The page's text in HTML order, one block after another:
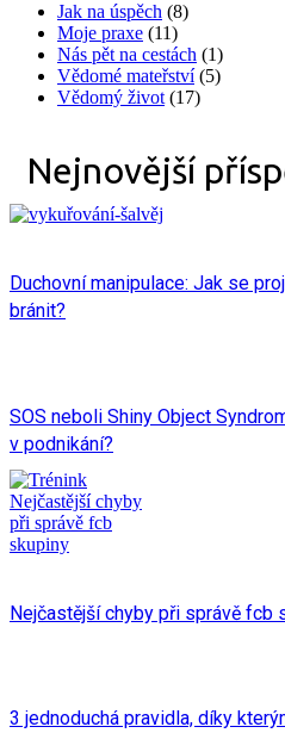
Jak na úspěch (8)
Moje praxe (11)
Nás pět na cestách (1)
Vědomé mateřství(5)
Vědomý život (17)
Nejnovější
Duchovní manipulace: Jak se
bránit?
SOS neboli Shiny Object
v podnikání?
Nejčastější chyby při správě fcb
3 jednoduchá pravidla, díky